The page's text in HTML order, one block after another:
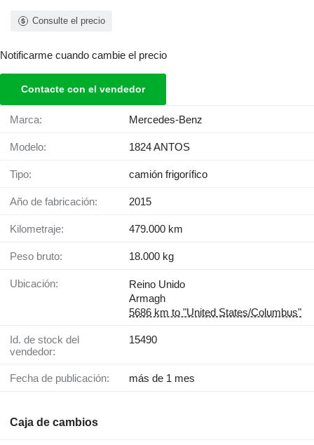
Consulte el precio
Notificarme cuando cambie el precio
Contacte con el vendedor
Marca: Mercedes-Benz
Modelo: 1824 ANTOS
Tipo: camión frigorífico
Año de fabricación: 2015
Kilometraje: 479.000 km
Peso bruto: 18.000 kg
Ubicación:
Reino Unido
Armagh
5686 km to "United States/Columbus"
Id. de stock del
vendedor:
15490
Fecha de publicación: más de 1 mes
Caja de cambios